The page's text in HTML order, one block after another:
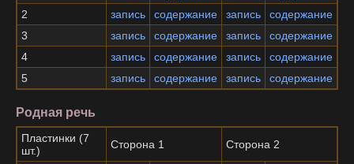
2
запись содержание запись
содержание
3
запись содержание запись
содержание
4
запись содержание запись
содержание
5
запись содержание запись содержание
Родная речь
Пластинки (7
шт.)
Сторона 1 Сторона 2